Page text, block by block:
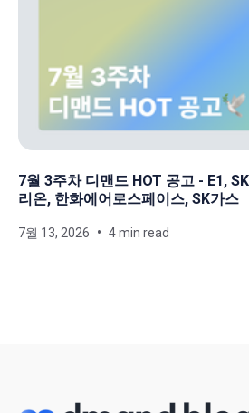
7월 3주차 디맨드 HOT 공고 - E1,
리온, 한화에어로스페이스, SK가스
7월 13, 2026 4 min read